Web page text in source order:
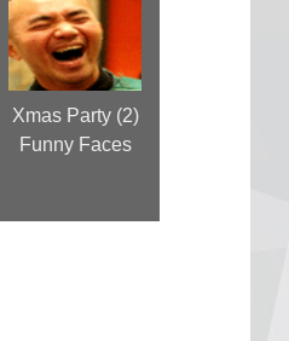
Xmas Party (2)
Funny Faces